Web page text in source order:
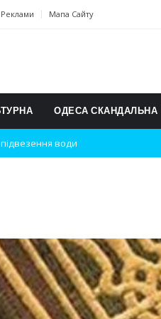
Мапа Сайту
ОДЕСА СКАНДАЛЬНА
води
з карате